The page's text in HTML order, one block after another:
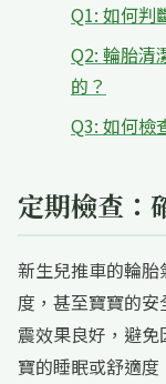
Q1: 如何判
Q2: 輪胎清
的？
Q3: 如何檢
定期檢查：
新生兒推車的輪
度，甚至寶寶的
震效果良好，避
寶的睡眠或舒適